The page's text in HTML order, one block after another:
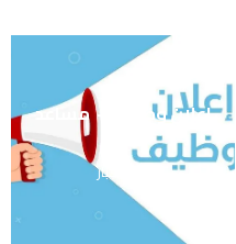
اعلان وظيفة – مساعد
مالي
آخر الأخبار